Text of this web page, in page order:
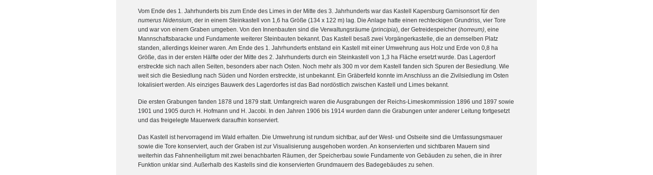
Vom Ende des 1. Jahrhunderts bis zum Ende des Limes in der Mitte des 3. Jahrhunderts war das Kastell Kapersburg Garnisonsort für den
numerus Nidensium, der in einem Steinkastell von 1,6 ha Größe (134 x 122 m) lag. Die Anlage hatte einen rechteckigen Grundriss, vier Tore
und war von einem Graben umgeben. Von den Innenbauten sind die Verwaltungsräume (principia), der Getreidespeicher (horreum), eine
Mannschaftsbaracke und Fundamente weiterer Steinbauten bekannt. Das Kastell besaß zwei Vorgängerkastelle, die an demselben Platz
standen, allerdings kleiner waren. Am Ende des 1. Jahrhunderts entstand ein Kastell mit einer Umwehrung aus Holz und Erde von 0,8 ha
Größe, das in der ersten Hälfte oder der Mitte des 2. Jahrhunderts durch ein Steinkastell von 1,3 ha Fläche ersetzt wurde. Das Lagerdorf
erstreckte sich nach allen Seiten, besonders aber nach Osten. Noch mehr als 300 m vor dem Kastell fanden sich Spuren der Besiedlung. Wie
weit sich die Besiedlung nach Süden und Norden erstreckte, ist unbekannt. Ein Gräberfeld konnte im Anschluss an die Zivilsiedlung im Osten
lokalisiert werden. Als einziges Bauwerk des Lagerdorfes ist das Bad nordöstlich zwischen Kastell und Limes bekannt.
Die ersten Grabungen fanden 1878 und 1879 statt. Umfangreich waren die Ausgrabungen der Reichs-Limeskommission 1896 und 1897 sowie
1901 und 1905 durch H. Hofmann und H. Jacobi. In den Jahren 1906 bis 1914 wurden dann die Grabungen unter anderer Leitung fortgesetzt
und das freigelegte Mauerwerk daraufhin konserviert.
Das Kastell ist hervorragend im Wald erhalten. Die Umwehrung ist rundum sichtbar, auf der West- und Ostseite sind die Umfassungsmauer
sowie die Tore konserviert, auch der Graben ist zur Visualisierung ausgehoben worden. An konservierten und sichtbaren Mauern sind
weiterhin das Fahnenheiligtum mit zwei benachbarten Räumen, der Speicherbau sowie Fundamente von Gebäuden zu sehen, die in ihrer
Funktion unklar sind. Außerhalb des Kastells sind die konservierten Grundmauern des Badegebäudes zu sehen.